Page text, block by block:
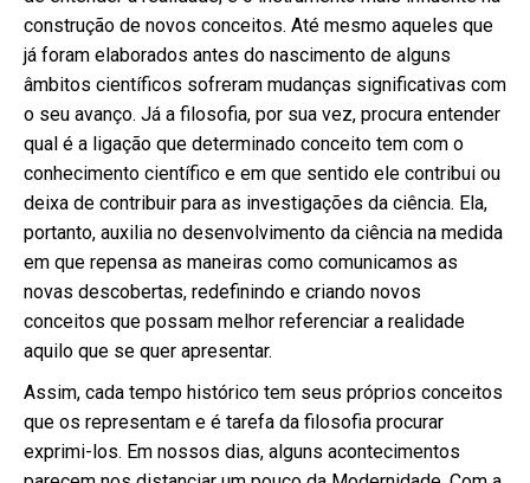
construção de novos conceitos. Até mesmo aqueles que
já foram elaborados antes do nascimento de alguns
âmbitos científicos sofreram mudanças significativas com
o seu avanço. Já a filosofia, por sua vez, procura entender
qual é a ligação que determinado conceito tem com o
conhecimento científico e em que sentido ele contribui ou
deixa de contribuir para as investigações da ciência. Ela,
portanto, auxilia no desenvolvimento da ciência na medida
em que repensa as maneiras como comunicamos as
novas descobertas, redefinindo e criando novos
conceitos que possam melhor referenciar a realidade
aquilo que se quer apresentar.
Assim, cada tempo histórico tem seus próprios conceitos
que os representam e é tarefa da filosofia procurar
exprimi-los. Em nossos dias, alguns acontecimentos